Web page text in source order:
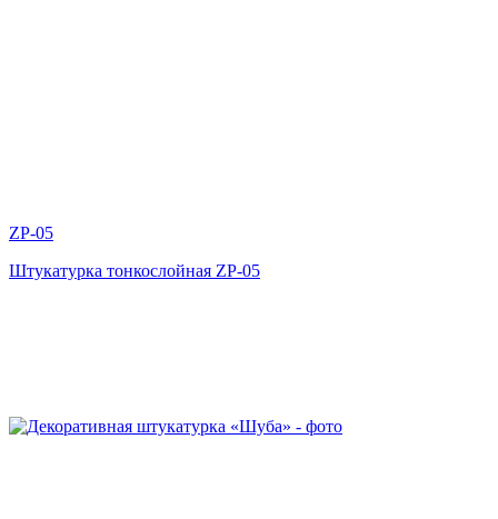
ZP-05
Штукатурка тонкослойная ZP-05